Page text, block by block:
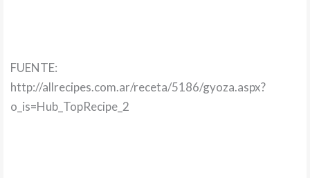
FUENTE:
http://allrecipes.com.ar/receta/5186/gyoza.aspx?
o_is=Hub_TopRecipe_2